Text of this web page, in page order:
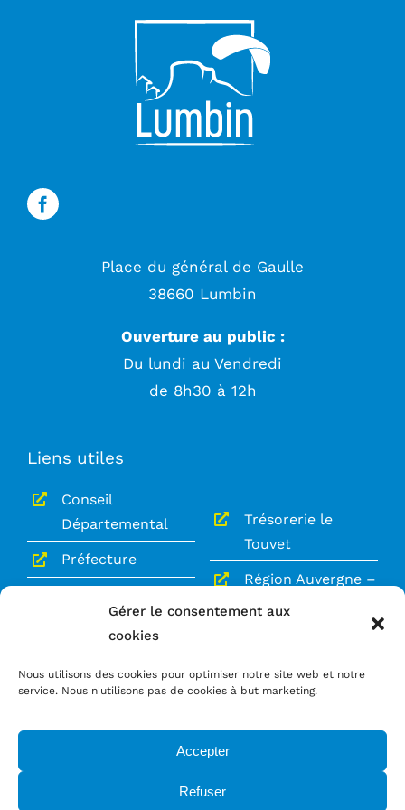
Gérer le consentement aux
cookies
Nous utilisons des cookies pour optimiser notre site web et notre
service. Nous n'utilisons pas de cookies à but marketing.
Accepter
Refuser
Place du général de Gaulle
38660 Lumbin
Ouverture au public :
Du lundi au Vendredi
de 8h30 à 12h
Liens utiles
Conseil
Départemental
Préfecture
Trésorerie le
Touvet
Région Auvergne –
Rhône-Alpes
Mentions légales Politique de confidentialité